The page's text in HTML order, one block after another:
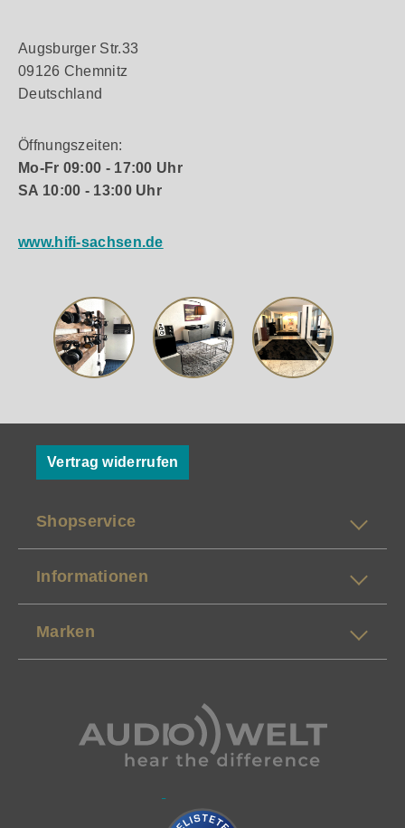
Augsburger Str.33
09126 Chemnitz
Deutschland
Öffnungszeiten:
Mo-Fr 09:00 - 17:00 Uhr
SA 10:00 - 13:00 Uhr
www.hifi-sachsen.de
Vertrag widerrufen
Shopservice
Informationen
Marken